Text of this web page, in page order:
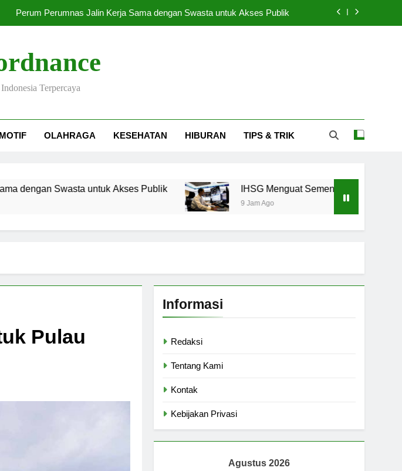
Perum Perumnas Jalin Kerja Sama dengan Swasta untuk Akses Publik
KPU Kotim: Komisioner Jadi Tersangka, Bareskrim Beri Respon
Combat Shotgun Jadi Temuan Utama Polda Metro Jaya
Terpercaya
OLAHRAGA KESEHATAN HIBURAN TIPS & TRIK
Swasta untuk Akses Publik IHSG Menguat Sementara Investor Amati
9 Jam Ago
Pulau
Informasi
Redaksi
Tentang Kami
Kontak
Kebijakan Privasi
Agustus 2026